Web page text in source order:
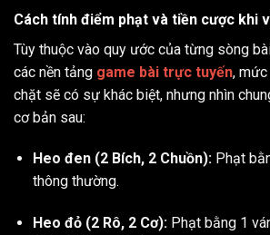
Cách tính điểm phạt và tiền cược khi
Tùy thuộc vào quy ước của từng sòng
các nền tảng game bài trực tuyến,
chặt sẽ có sự khác biệt, nhưng nhìn
cơ bản sau:
Heo đen (2 Bích, 2 Chuồn):Phạt
thông thường.
Heo đỏ (2 Rô, 2 Cơ):Phạt bằng 1